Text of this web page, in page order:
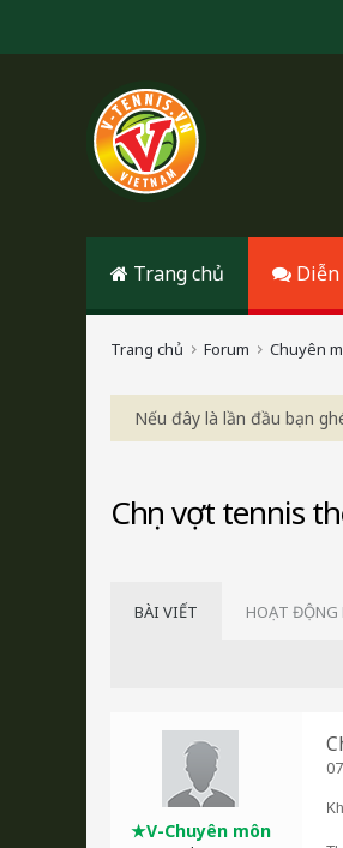
Trang chủ
Trang chủ Forum Chuyên
Nếu đây là lần đầu bạn
Chọn vợt tennis
BÀI VIẾT HOẠT ĐỘNG
★V-Chuyên môn